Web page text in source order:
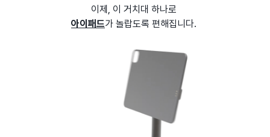
이제, 이 거치대 하나로
아이패드가 놀랍도록 편해집니다.